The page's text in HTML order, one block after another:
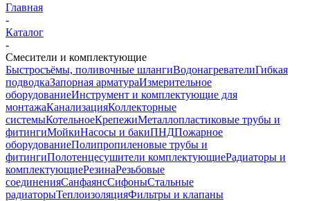
Главная
-
Каталог
-
Смесители и комплектующие
Быстросъёмы, поливочные шлангиВодонагревателиГибкая
подводкаЗапорная арматураИзмерительное
оборудованиеИнструмент и комплектующие для
монтажаКанализацияКоллекторные
системыКотельноеКрепежиМеталлопластиковые трубы и
фитингиМойкиНасосы и бакиПНДПожарное
оборудованиеПолипропиленовые трубы и
фитингиПолотенцесушители комплектующиеРадиаторы и
комплектующиеРезинаРезьбовые
соединенияСанфаянсСифоныСтальные
радиаторыТеплоизоляцияФильтры и клапаны